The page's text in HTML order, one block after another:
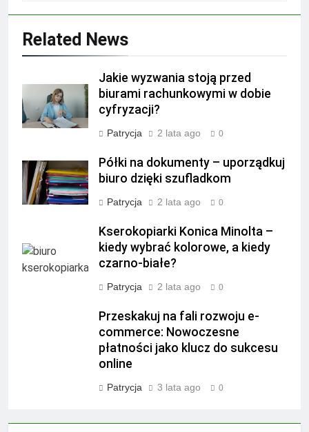
Related News
Jakie wyzwania stoją przed
biurami rachunkowymi w dobie
cyfryzacji?
Patrycja 2 lata ago 0
Półki na dokumenty – uporządkuj
biuro dzięki szufladkom
Patrycja 2 lata ago 0
Kserokopiarki Konica Minolta –
kiedy wybrać kolorowe, a kiedy
czarno-białe?
Patrycja 2 lata ago 0
Przeskakuj na fali rozwoju e-
commerce: Nowoczesne
płatności jako klucz do sukcesu
online
Patrycja 3 lata ago 0